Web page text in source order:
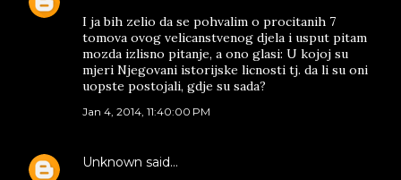
I ja bih zelio da se pohvalim o procitanih 7
tomova ovog velicanstvenog djela i usput pitam
mozda izlisno pitanje, a ono glasi: U kojoj su
mjeri Njegovani istorijske licnosti tj. da li su oni
uopste postojali, gdje su sada?
Jan 4, 2014, 11:40:00 PM
Unknown said…